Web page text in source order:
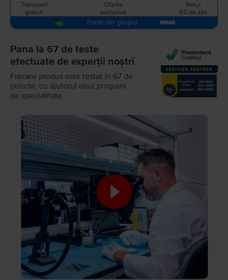
Transport
gratuit
Oferte
exclusive
Retur
60 de zile
Parte din grupul
Pana la 67 de teste
efectuate de experții noștri
Fiecare produs este testat în 67 de
puncte, cu ajutorul unui program
de specialitate.